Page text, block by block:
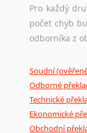
Pro každý
počet chyb
odborníka z
Soudní
Odborné
Technické
Ekonomické
Obchodní